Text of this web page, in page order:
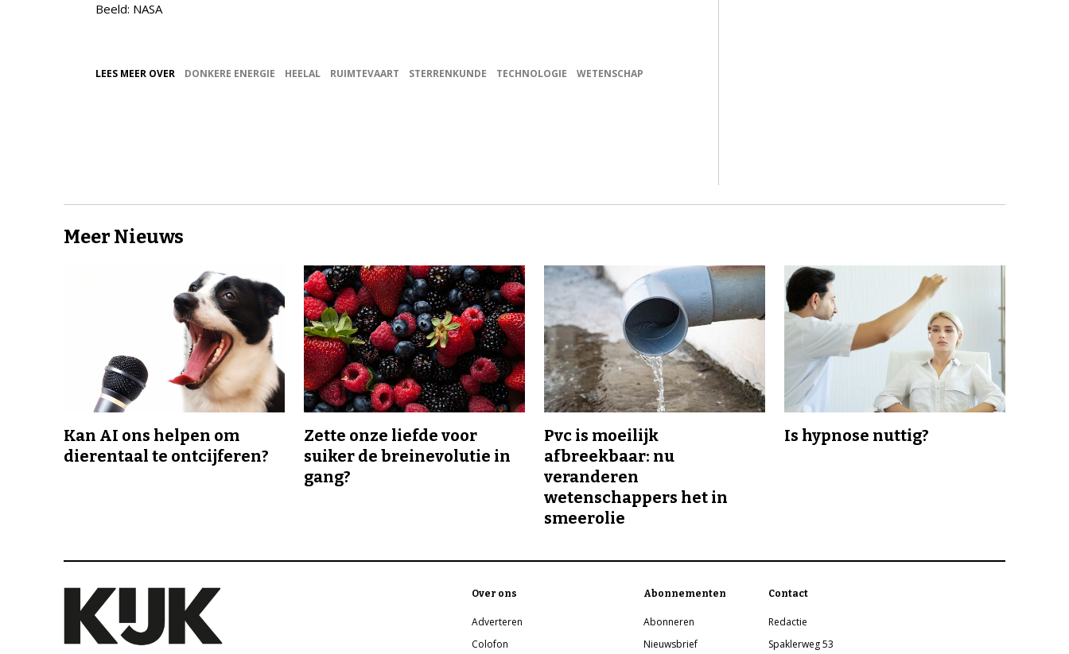
Beeld: NASA
LEES MEER OVER DONKERE ENERGIE HEELAL RUIMTEVAART STERRENKUNDE TECHNOLOGIE WETENSCHAP
Meer Nieuws
Kan AI ons helpen om
dierentaal te ontcijferen?
Zette onze liefde voor
suiker de breinevolutie in
gang?
Pvc is moeilijk
afbreekbaar: nu
veranderen
wetenschappers het in
smeerolie
Is hypnose nuttig?
Over ons
Adverteren
Colofon
Abonnementen
Abonneren
Nieuwsbrief
Contact
Redactie
Spaklerweg 53